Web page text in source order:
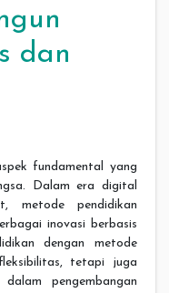
dan
fundamental yang
Dalam era digital
metode pendidikan
inovasi berbasis
dengan metode
tetapi juga
pengembangan